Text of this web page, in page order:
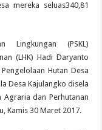
mereka seluas340,81
Lingkungan (PSKL)
(LHK) Hadi Daryanto
Hutan Desa
Desa Kajulangko disela
Agraria dan Perhutanan
Kamis 30 Maret 2017.